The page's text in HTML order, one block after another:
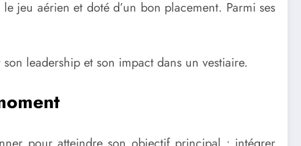
jeu aérien et doté d’un bon placement. Parmi ses
leadership et son impact dans un vestiaire.